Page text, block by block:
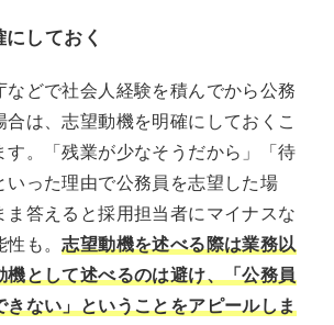
しておく
などで社会人経験を積んでから公務
合は、志望動機を明確にしておくこ
す。「残業が少なそうだから」「待
いった理由で公務員を志望した場
ま答えると採用担当者にマイナスな
性も。志望動機を述べる際は業務以
機として述べるのは避け、「公務員
きない」ということをアピールしま